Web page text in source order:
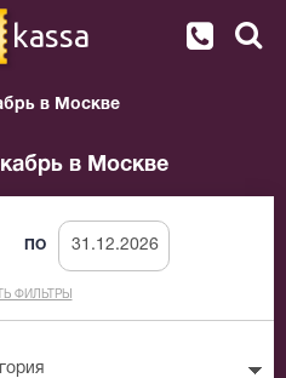
kassa
в Москве
в Москве
ПО
ФИЛЬТРЫ